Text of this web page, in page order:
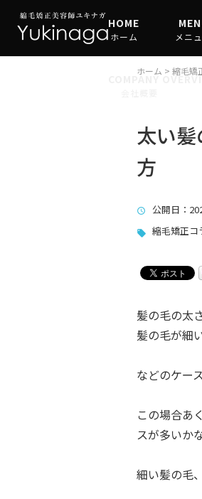
HOME
ホーム メニ
縮毛矯
COMPANY
ホーム > 縮毛矯
太い
方
公開日 ：
縮毛矯正コ
髪の毛の太
髪の毛が細
などのケー
この場合あ
スが多いか
細い髪の毛